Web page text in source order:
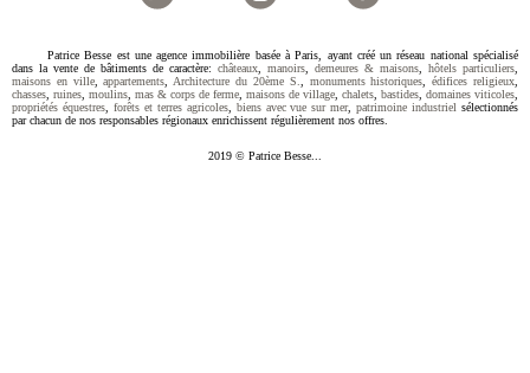
Patrice Besse est une agence immobilière basée à Paris, ayant créé un réseau national spécialisé
dans la vente de bâtiments de caractère: châteaux, manoirs, demeures & maisons, hôtels particuliers,
maisons en ville,appartements,Architecture du 20ème S., monuments historiques,édifices religieux,
chasses, ruines, moulins, mas & corps de ferme, maisons de village, chalets, bastides, domaines viticoles,
propriétés équestres, forêts et terres agricoles, biens avec vue sur mer,patrimoine industriel sélectionnés
par chacun de nos responsables régionaux enrichissent régulièrement nos offres.
2019 © Patrice Besse...